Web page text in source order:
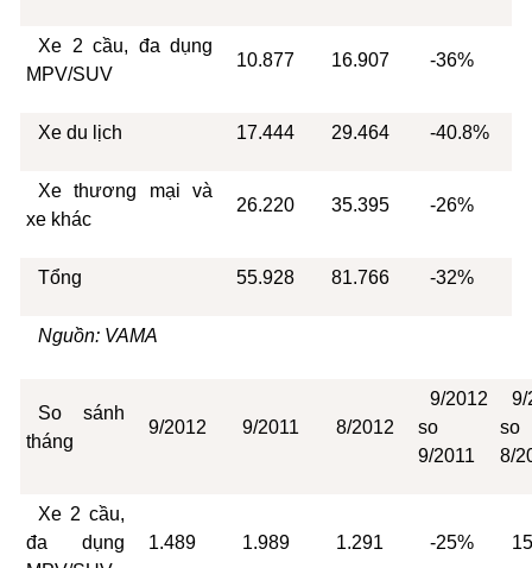
Xe 2 cầu, đa dụng
MPV/SUV
10.877 16.907 -36%
Xe du lịch 17.444 29.464 -40.8%
Xe thương mại và
xe khác
26.220 35.395 -26%
Tổng 55.928 81.766 -32%
Nguồn: VAMA
So sánh
tháng
9/2012 9/2011 8/2012
9/2012
so
9/2011
9/
so
8/
Xe 2 cầu,
đa dụng
1.489 1.989 1.291 -25%